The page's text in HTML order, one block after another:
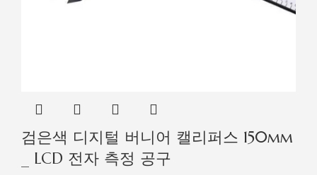
검은색 디지털 버니어 캘리퍼스 150mm
_ LCD 전자 측정 공구